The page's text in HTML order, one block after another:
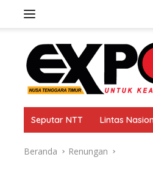
Seputar NTT Lintas
Beranda Renungan